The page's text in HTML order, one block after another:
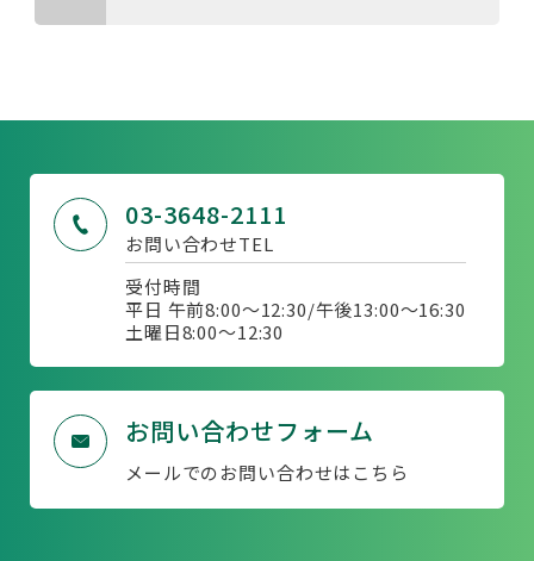
03-3648-2111
お問い合わせTEL
受付時間
平日 午前8:00～12:30/午後13:00～16:30
土曜日8:00〜12:30
お問い合わせフォーム
メールでのお問い合わせはこちら